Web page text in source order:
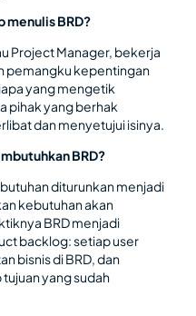
menulis BRD?
Project Manager, bekerja
pemangku kepentingan
yang mengetik
pihak yang berhak
dan menyetujui isinya.
BRD?
diturunkan menjadi
kebutuhan akan
BRD menjadi
backlog: setiap user
bisnis di BRD, dan
yang sudah